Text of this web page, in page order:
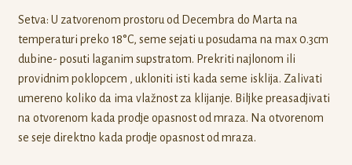
Setva: U zatvorenom prostoru od Decembra do Marta na
temperaturi preko 18°C, seme sejati u posudama na max 0.3cm
dubine- posuti laganim supstratom. Prekriti najlonom ili
providnim poklopcem , ukloniti isti kada seme isklija. Zalivati
umereno koliko da ima vlažnost za klijanje. Biljke preasadjivati
na otvorenom kada prodje opasnost od mraza. Na otvorenom
se seje direktno kada prodje opasnost od mraza.